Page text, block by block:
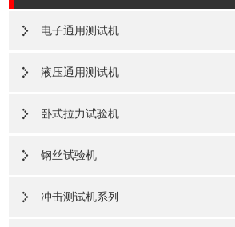
电子通用测试机
液压通用测试机
卧式拉力试验机
钢丝试验机
冲击测试机系列